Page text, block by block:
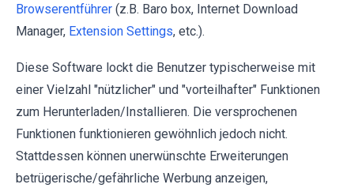
Browserentführer (z.B. Baro box, Internet Download
Manager, Extension Settings, etc.).
Diese Software lockt die Benutzer typischerweise mit
einer Vielzahl "nützlicher" und "vorteilhafter" Funktionen
zum Herunterladen/Installieren. Die versprochenen
Funktionen funktionieren gewöhnlich jedoch nicht.
Stattdessen können unerwünschte Erweiterungen
betrügerische/gefährliche Werbung anzeigen,